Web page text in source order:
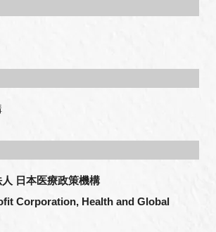
日本医療政策機構
Corporation, Health and Global